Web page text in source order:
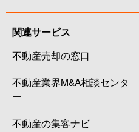
関連サービス
不動産売却の窓口
不動産業界M&A相談センタ
ー
不動産の集客ナビ